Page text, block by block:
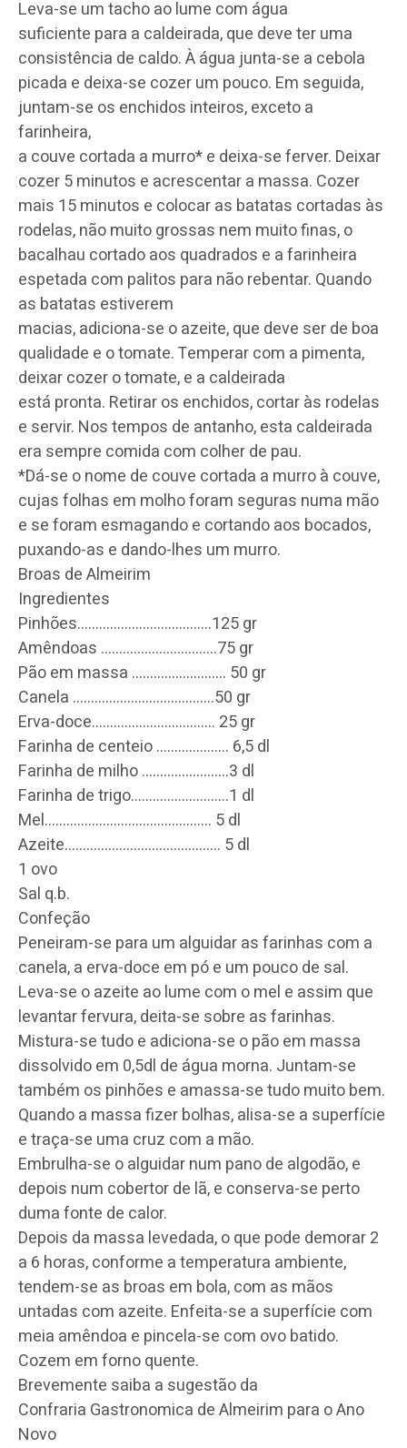
Leva-se um tacho ao lume com água
suficiente para a caldeirada, que deve ter uma
consistência de caldo. À água junta-se a cebola
picada e deixa-se cozer um pouco. Em seguida,
juntam-se os enchidos inteiros, exceto a
farinheira,
a couve cortada a murro* e deixa-se ferver. Deixar
cozer 5 minutos e acrescentar a massa. Cozer
mais 15 minutos e colocar as batatas cortadas às
rodelas, não muito grossas nem muito finas, o
bacalhau cortado aos quadrados e a farinheira
espetada com palitos para não rebentar. Quando
as batatas estiverem
macias, adiciona-se o azeite, que deve ser de boa
qualidade e o tomate. Temperar com a pimenta,
deixar cozer o tomate, e a caldeirada
está pronta. Retirar os enchidos, cortar às rodelas
e servir. Nos tempos de antanho, esta caldeirada
era sempre comida com colher de pau.
*Dá-se o nome de couve cortada a murro à couve,
cujas folhas em molho foram seguras numa mão
e se foram esmagando e cortando aos bocados,
puxando-as e dando-lhes um murro.
Broas de Almeirim
Ingredientes
Pinhões…………………..…………..125 gr
Amêndoas …………………………..75 gr
Pão em massa …………………….. 50 gr
Canela …………………………………50 gr
Erva-doce……………………………. 25 gr
Farinha de centeio ……………….. 6,5 dl
Farinha de milho ……………………3 dl
Farinha de trigo……………………...1 dl
Mel………………………………………. 5 dl
Azeite……………………………………. 5 dl
1 ovo
Sal q.b.
Confeção
Peneiram-se para um alguidar as farinhas com a
canela, a erva-doce em pó e um pouco de sal.
Leva-se o azeite ao lume com o mel e assim que
levantar fervura, deita-se sobre as farinhas.
Mistura-se tudo e adiciona-se o pão em massa
dissolvido em 0,5dl de água morna. Juntam-se
também os pinhões e amassa-se tudo muito bem.
Quando a massa fizer bolhas, alisa-se a superfície
e traça-se uma cruz com a mão.
Embrulha-se o alguidar num pano de algodão, e
depois num cobertor de lã, e conserva-se perto
duma fonte de calor.
Depois da massa levedada, o que pode demorar 2
a 6 horas, conforme a temperatura ambiente,
tendem-se as broas em bola, com as mãos
untadas com azeite. Enfeita-se a superfície com
meia amêndoa e pincela-se com ovo batido.
Cozem em forno quente.
Brevemente saiba a sugestão da
Confraria Gastronomica de Almeirim para o Ano
Novo